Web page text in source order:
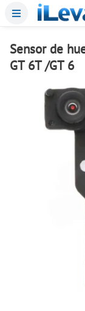
Menu
Sensor de
GT 6T /GT 6